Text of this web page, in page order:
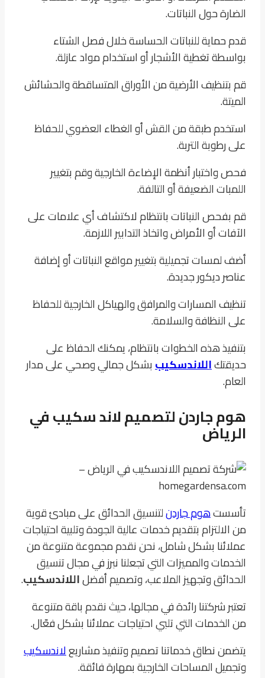
الضارة حول النباتات.
قدم حماية للنباتات الحساسة خلال فصل الشتاء
بواسطة تغطية الأشجار أو استخدام مواد عازلة.
قم بتنظيف الأرضية من الأوراق المتساقطة والحشائش
الميتة.
استخدم طبقة من القش أو الغطاء العضوي للحفاظ
على رطوبة التربة.
فحص واختبار أنظمة الإضاءة الخارجية وقم بتغيير
اللمبات الضعيفة أو التالفة.
قم بفحص النباتات بانتظام لاكتشاف أي علامات على
الآفات أو الأمراض واتخاذ التدابير اللازمة.
أضف لمسات تجميلية بتغيير مواقع النباتات أو إضافة
عناصر ديكور جديدة.
تنظيف المسارات والمرافق والهياكل الخارجية للحفاظ
على النظافة والسلامة.
بتنفيذ هذه الخطوات بانتظام، يمكنك الحفاظ على
حديقتكاللاندسكيببشكل جمالي وصحي على مدار
العام.
هوم جاردن لتصميم لاند سكيب في
الرياض
تأسستهوم جاردنلتنسيق الحدائق على مبادئ قوية
من الالتزام بتقديم خدمات عالية الجودة وتلبية احتياجات
عملائنا بشكل شامل، نحن نقدم مجموعة متنوعة من
الخدمات والمميزات التي تجعلنا نبرز في مجال تنسيق
الحدائق وتجهيز الملاعب، وتصميم أفضلاللاندسكيب.
تعتبر شركتنا رائدة في مجالها، حيث نقدم باقة متنوعة
من الخدمات التي تلبي احتياجات عملائنا بشكل فعّال.
يتضمن نطاق خدماتنا تصميم وتنفيذ مشاريعلاندسكيب
وتجميل المساحات الخارجية بمهارة فائقة.